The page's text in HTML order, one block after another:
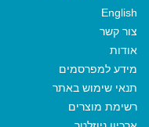
English
צור קשר
אודות
מידע למפרסמים
תנאי שימוש באתר
רשימת מוצרים